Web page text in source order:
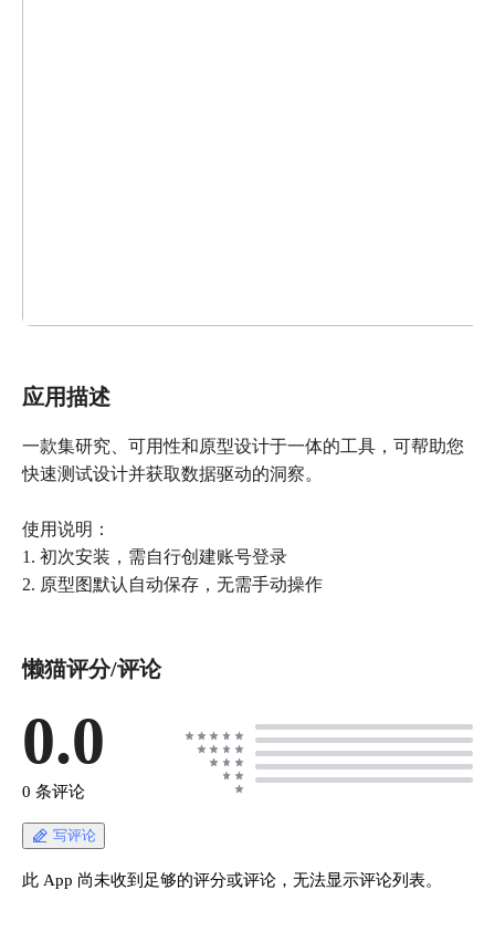
应用描述
一款集研究、可用性和原型设计于一体的工具，可帮助您
快速测试设计并获取数据驱动的洞察。
使用说明：
1. 初次安装，需自行创建账号登录
2. 原型图默认自动保存，无需手动操作
懒猫评分/评论
0.0
0 条评论
写评论
此 App 尚未收到足够的评分或评论，无法显示评论列表。